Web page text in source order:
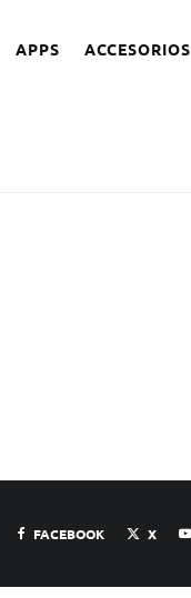
APPS ACCESORIOS
FACEBOOK X